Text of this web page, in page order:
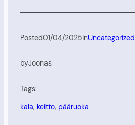
Posted01/04/2025inUncategorized
byJoonas
Tags:
kala, keitto, pääruoka